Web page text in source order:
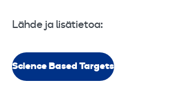
Lähde ja lisätietoa:
Science Based Targets